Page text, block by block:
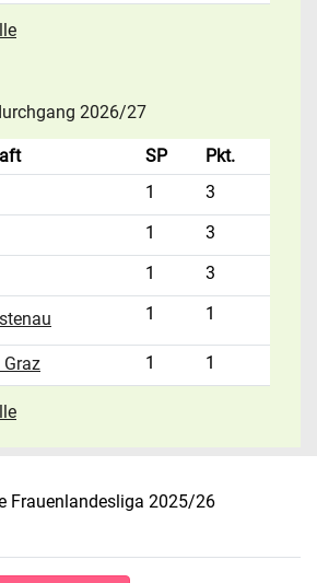
2026/27
SP
Pkt.
1
3
1
3
1
3
1 1
1 1
Frauenlandesliga 2025/26